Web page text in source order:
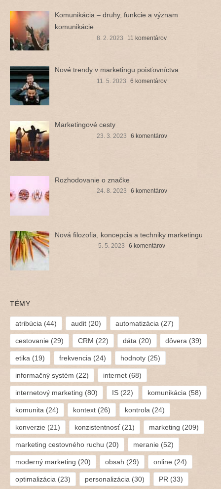
Komunikácia – druhy, funkcie a význam
komunikácie
8. 2. 2023 11 komentárov
Nové trendy v marketingu poisťovníctva
11. 5. 2023 6 komentárov
Marketingové cesty
23. 3. 2023 6 komentárov
Rozhodovanie o značke
24. 8. 2023 6 komentárov
Nová filozofia, koncepcia a techniky marketingu
5. 5. 2023 6 komentárov
TÉMY
atribúcia (44) audit(20) automatizácia (27)
cestovanie (29) CRM (22) dáta (20) dôvera (39)
etika (19) frekvencia (24) hodnoty(25)
informačný systém (22) internet(68)
internetový marketing (80) IS(22) komunikácia (58)
komunita (24) kontext(26) kontrola (24)
konverzie (21) konzistentnosť(21) marketing (209)
marketing cestovného ruchu (20) meranie (52)
moderný marketing (20) obsah (29) online (24)
optimalizácia (23) personalizácia (30) PR (33)